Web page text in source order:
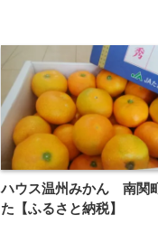
ハウス温州みかん 南関
た【ふるさと納税】